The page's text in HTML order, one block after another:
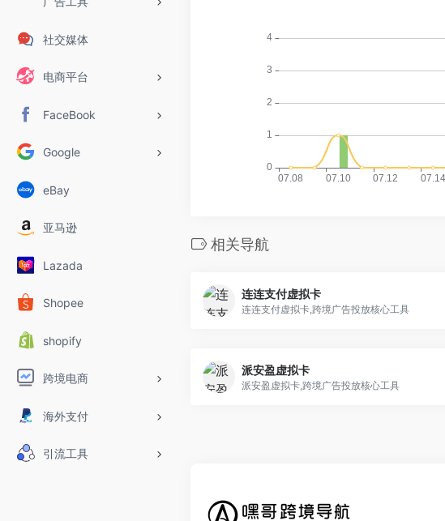
社交媒体
电商平台
FaceBook
Google
eBay
亚马逊
Lazada
Shopee
shopify
跨境电商
海外支付
引流工具
相关导航
连连支付虚拟卡
连连支付虚拟卡,跨境广告投放核心工具
派安盈虚拟卡
派安盈虚拟卡,跨境广告投放核心工具